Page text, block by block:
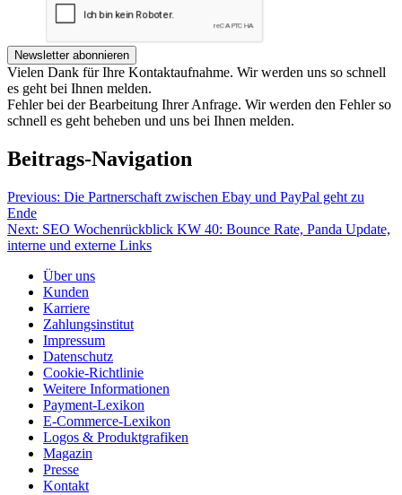
Newsletter abonnieren
Vielen Dank für Ihre Kontaktaufnahme. Wir werden uns so schnell
es geht bei Ihnen melden.
Fehler bei der Bearbeitung Ihrer Anfrage. Wir werden den Fehler so
schnell es geht beheben und uns bei Ihnen melden.
Beitrags-Navigation
Previous: Die Partnerschaft zwischen Ebay und PayPal geht zu
Ende
Next: SEO Wochenrückblick KW 40: Bounce Rate, Panda Update,
interne und externe Links
Über uns
Kunden
Karriere
Zahlungsinstitut
Impressum
Datenschutz
Cookie-Richtlinie
Weitere Informationen
Payment-Lexikon
E-Commerce-Lexikon
Logos & Produktgrafiken
Magazin
Presse
Kontakt